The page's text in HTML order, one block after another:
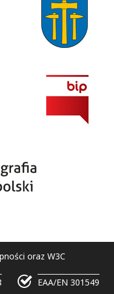
oraz W3C
EAA/EN 301549